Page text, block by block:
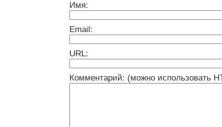
Имя:
Email:
URL:
Комментарий: (можно использовать